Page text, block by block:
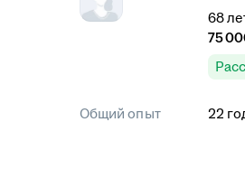
68
75
Общий опыт 22